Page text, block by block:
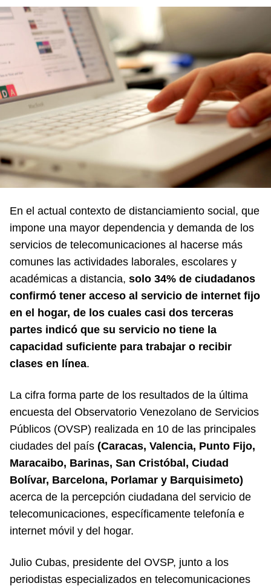
En el actual contexto de distanciamiento social, que
impone una mayor dependencia y demanda de los
servicios de telecomunicaciones al hacerse más
comunes las actividades laborales, escolares y
académicas a distancia, solo 34% de ciudadanos
confirmó tener acceso al servicio de internet fijo
en el hogar, de los cuales casi dos terceras
partes indicó que su servicio no tiene la
capacidad suficiente para trabajar o recibir
clases en línea.
La cifra forma parte de los resultados de la última
encuesta del Observatorio Venezolano de Servicios
Públicos (OVSP) realizada en 10 de las principales
ciudades del país (Caracas, Valencia, Punto Fijo,
Maracaibo, Barinas, San Cristóbal, Ciudad
Bolívar, Barcelona, Porlamar y Barquisimeto)
acerca de la percepción ciudadana del servicio de
telecomunicaciones, específicamente telefonía e
internet móvil y del hogar.
Julio Cubas, presidente del OVSP, junto a los
periodistas especializados en telecomunicaciones